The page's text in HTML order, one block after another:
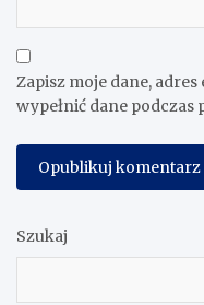
Zapisz moje dane,
wypełnić dane
Szukaj